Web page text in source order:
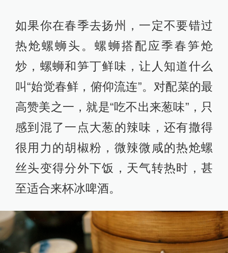
如果你在春季去扬州，一定不要错过
热炝螺蛳头。螺蛳搭配应季春笋炝
炒，螺蛳和笋丁鲜味，让人知道什么
叫“始觉春鲜，俯仰流连”。对配菜的最
高赞美之一，就是“吃不出来葱味”，只
感到混了一点大葱的辣味，还有撒得
很用力的胡椒粉，微辣微咸的热炝螺
丝头变得分外下饭，天气转热时，甚
至适合来杯冰啤酒。